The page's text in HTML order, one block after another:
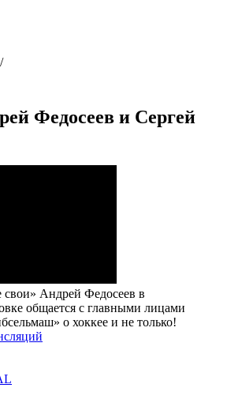
/
Федосеев и Сергей
Андрей Федосеев в
общается с главными лицами
о хоккее и не только!